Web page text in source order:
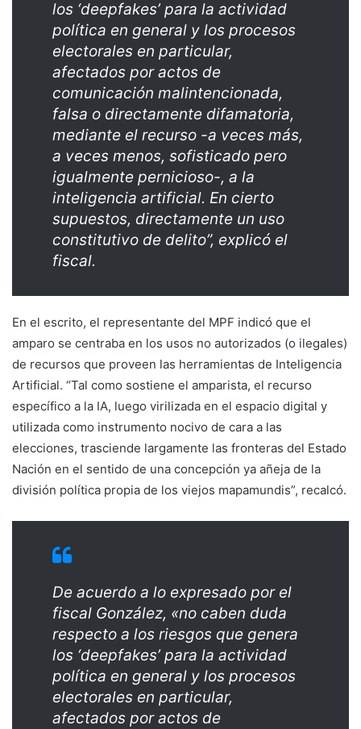
los ‘deepfakes’ para la actividad
política en general y los procesos
electorales en particular,
afectados por actos de
comunicación malintencionada,
falsa o directamente difamatoria,
mediante el recurso -a veces más,
a veces menos, sofisticado pero
igualmente pernicioso-, a la
inteligencia artificial. En cierto
supuestos, directamente un uso
constitutivo de delito”, explicó el
fiscal.
En el escrito, el representante del MPF indicó que el
amparo se centraba en los usos no autorizados (o ilegales)
de recursos que proveen las herramientas de Inteligencia
Artificial. “Tal como sostiene el amparista, el recurso
específico a la IA, luego virilizada en el espacio digital y
utilizada como instrumento nocivo de cara a las
elecciones, trasciende largamente las fronteras del Estado
Nación en el sentido de una concepción ya añeja de la
división política propia de los viejos mapamundis”, recalcó.
De acuerdo a lo expresado por el
fiscal González, «no caben duda
respecto a los riesgos que genera
los ‘deepfakes’ para la actividad
política en general y los procesos
electorales en particular,
afectados por actos de